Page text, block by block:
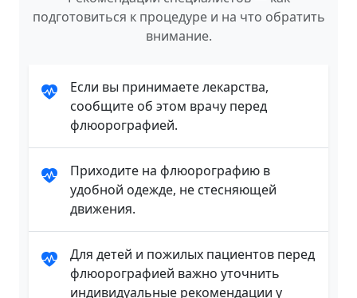
подготовиться к процедуре и на что обратить
внимание.
Если вы принимаете лекарства,
сообщите об этом врачу перед
флюорографией.
Приходите на флюорографию в
удобной одежде, не стесняющей
движения.
Для детей и пожилых пациентов перед
флюорографией важно уточнить
индивидуальные рекомендации у